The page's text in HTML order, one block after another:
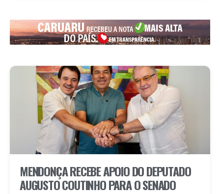
MENDONÇA RECEBE APOIO DO DEPUTADO
AUGUSTO COUTINHO PARA O SENADO